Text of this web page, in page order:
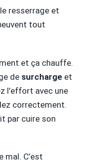
resserrage et
tout
et ça chauffe.
de surcharge et
l’effort avec une
correctement.
par cuire son
mal. C’est